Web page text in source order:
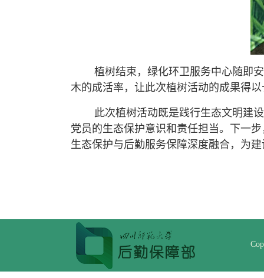
植树结束，绿化环卫服务中心随即安
木的成活率，让此次植树活动的成果得
此次植树活动既是践行生态文明建设
党员的生态保护意识和责任担当。下一
生态保护与后勤服务保障深度融合，为